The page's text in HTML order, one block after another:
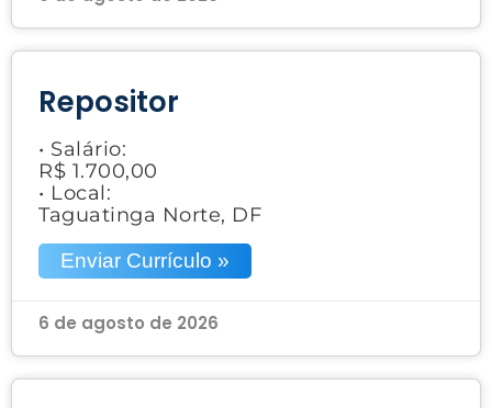
Repositor
• Salário:
R$ 1.700,00
• Local:
Taguatinga Norte, DF
Enviar Currículo »
6 de agosto de 2026